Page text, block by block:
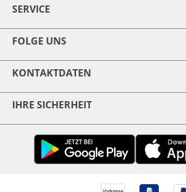
SERVICE
FOLGE UNS
KONTAKTDATEN
IHRE SICHERHEIT